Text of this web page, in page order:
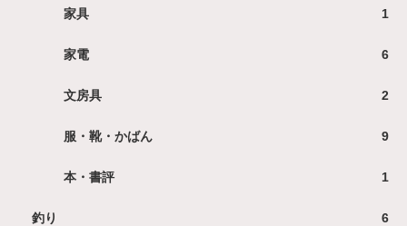
家具 1
家電 6
文房具 2
服・靴・かばん 9
本・書評 1
釣り 6